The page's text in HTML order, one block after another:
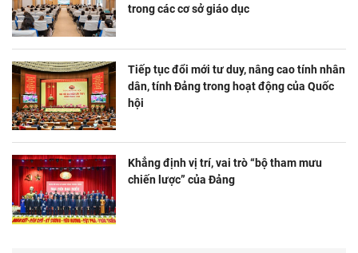
trong các cơ sở giáo dục
Tiếp tục đổi mới tư duy, nâng cao tính nhân
dân, tính Đảng trong hoạt động của Quốc
hội
Khẳng định vị trí, vai trò “bộ tham mưu
chiến lược” của Đảng